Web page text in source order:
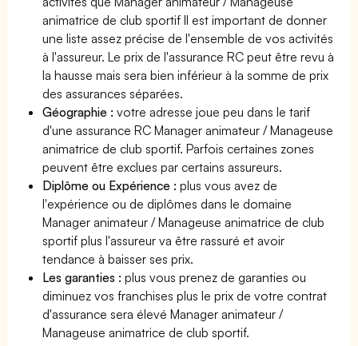
animatrice de club sportif Il est important de donner
une liste assez précise de l'ensemble de vos activités
à l'assureur. Le prix de l'assurance RC peut être revu à
la hausse mais sera bien inférieur à la somme de prix
des assurances séparées.
Géographie :votre adresse joue peu dans le tarif
d'une assurance RC Manager animateur / Manageuse
animatrice de club sportif. Parfois certaines zones
peuvent être exclues par certains assureurs.
Diplôme ou Expérience :plus vous avez de
l'expérience ou de diplômes dans le domaine
Manager animateur / Manageuse animatrice de club
sportif plus l'assureur va être rassuré et avoir
tendance à baisser ses prix.
Les garanties :plus vous prenez de garanties ou
diminuez vos franchises plus le prix de votre contrat
d'assurance sera élevé Manager animateur /
Manageuse animatrice de club sportif.